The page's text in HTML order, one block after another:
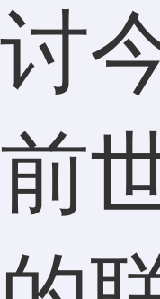
讨
前